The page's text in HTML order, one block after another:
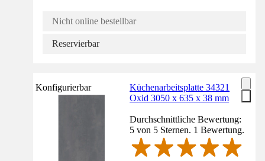
Nicht online bestellbar
Reservierbar
Konfigurierbar
Küchenarbeitsplatte 34321
Oxid 3050 x 635 x 38 mm
Durchschnittliche Bewertung:
5 von 5 Sternen. 1 Bewertung.